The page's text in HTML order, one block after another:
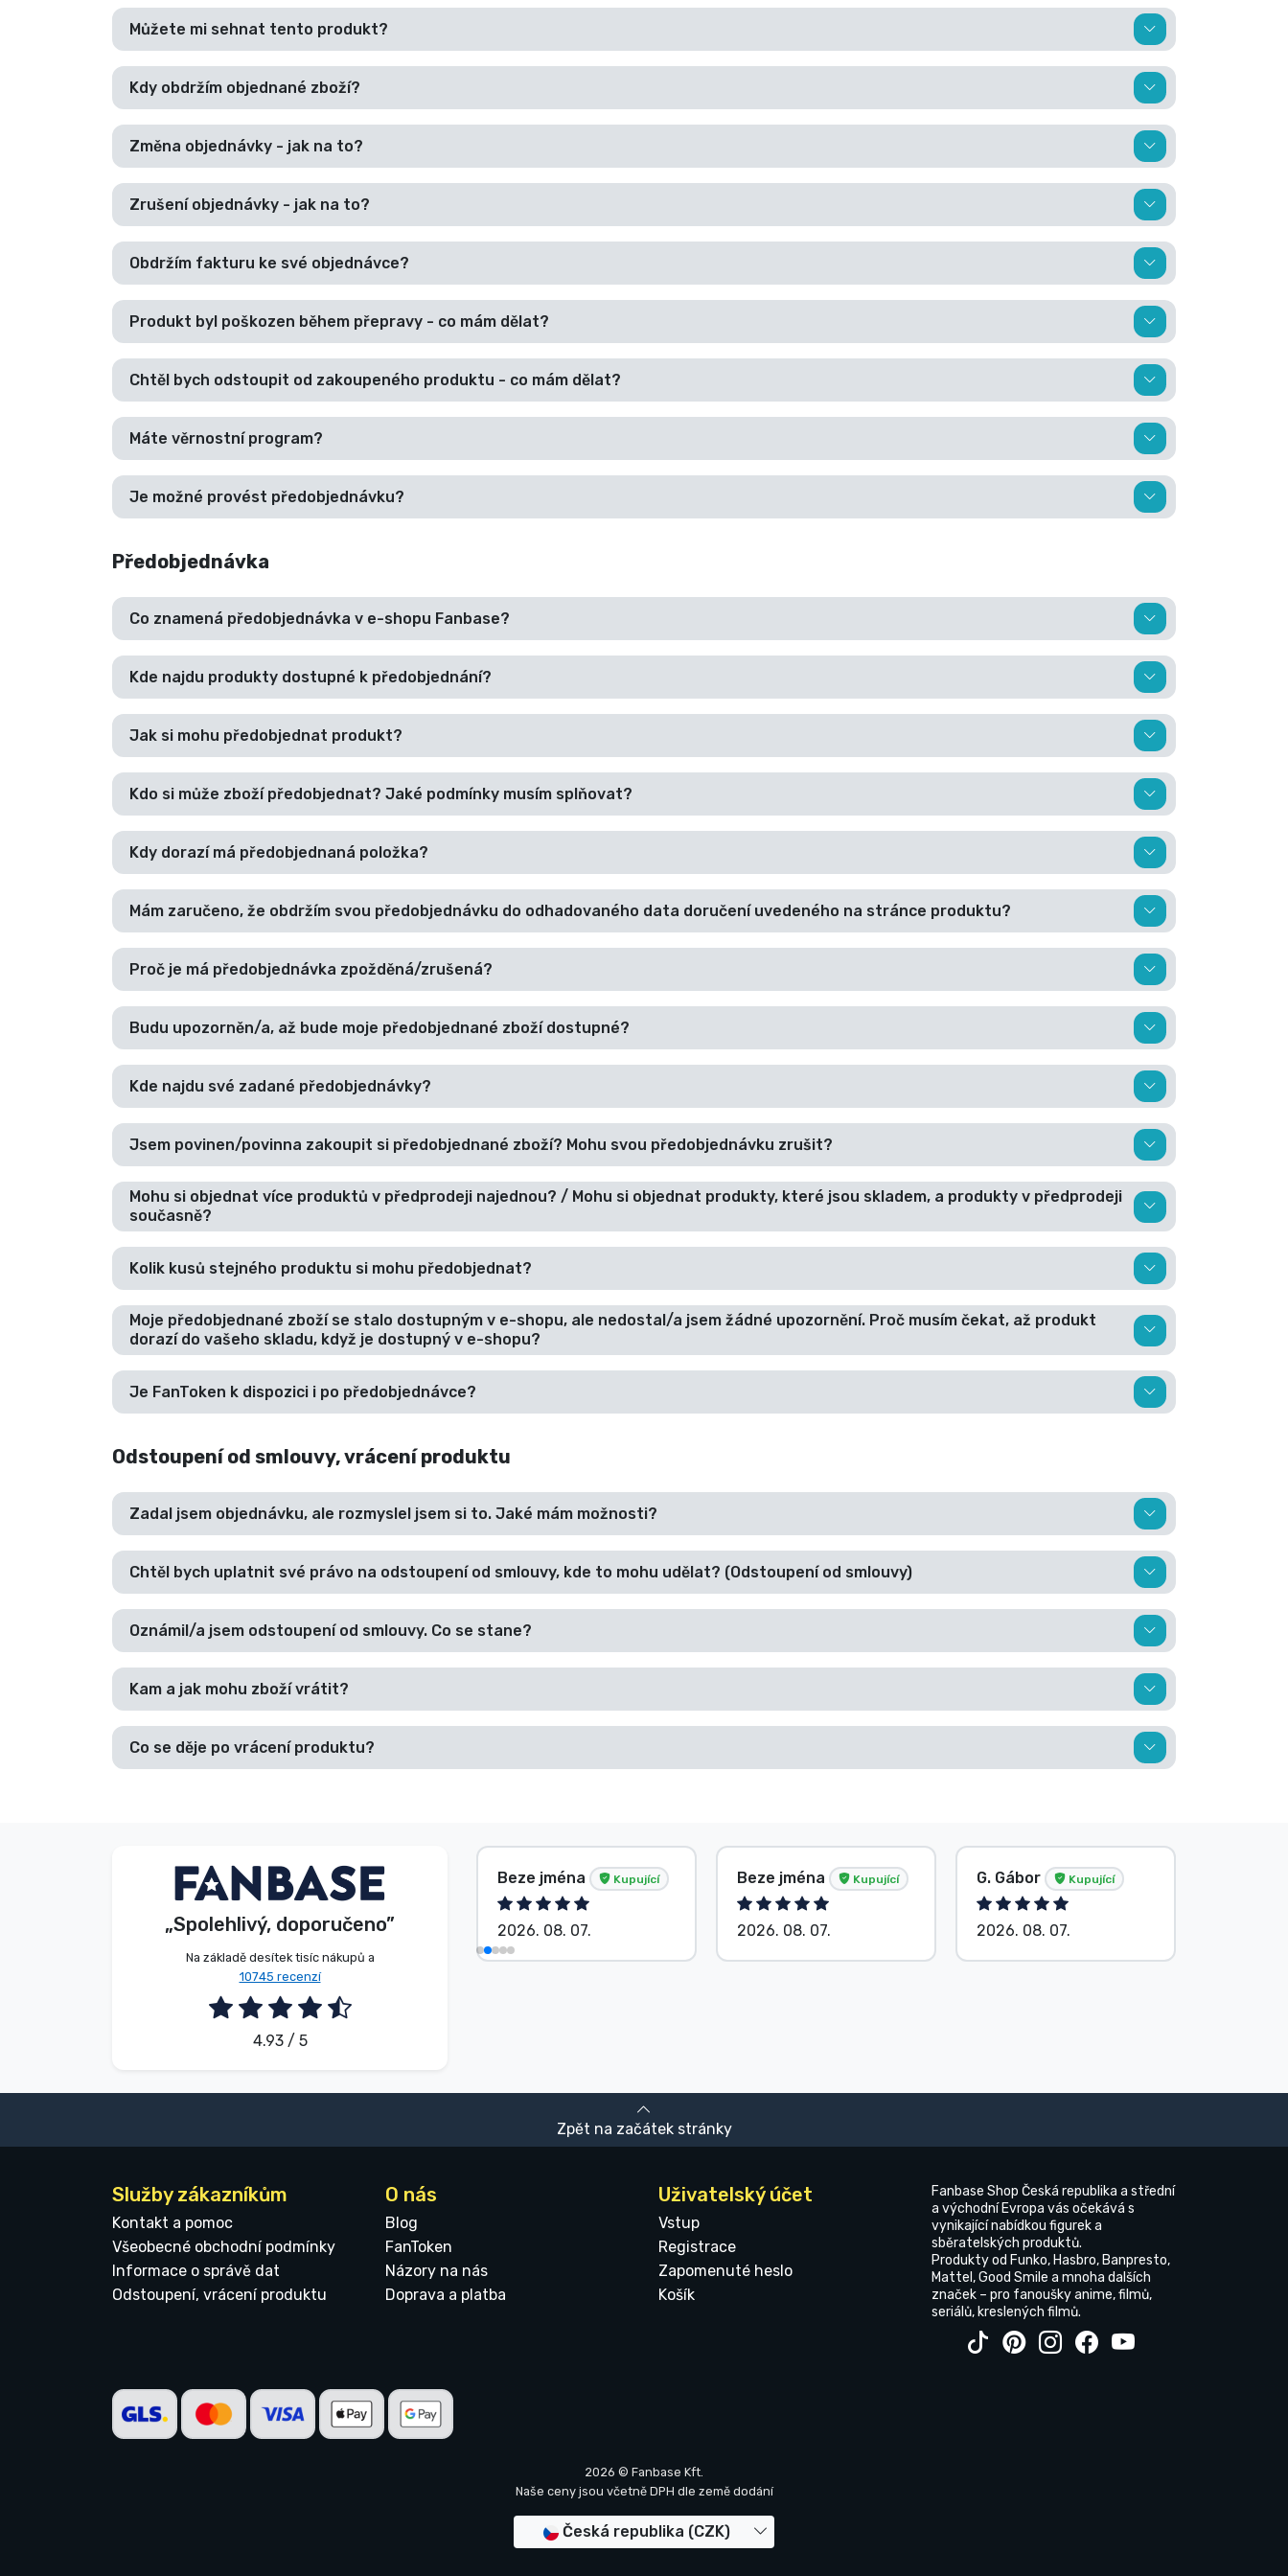
Můžete mi sehnat tento produkt?
Kdy obdržím objednané zboží?
Změna objednávky - jak na to?
Zrušení objednávky - jak na to?
Obdržím fakturu ke své objednávce?
Produkt byl poškozen během přepravy - co mám dělat?
Chtěl bych odstoupit od zakoupeného produktu - co mám dělat?
Máte věrnostní program?
Je možné provést předobjednávku?
Předobjednávka
Co znamená předobjednávka v e-shopu Fanbase?
Kde najdu produkty dostupné k předobjednání?
Jak si mohu předobjednat produkt?
Kdo si může zboží předobjednat? Jaké podmínky musím splňovat?
Kdy dorazí má předobjednaná položka?
Mám zaručeno, že obdržím svou předobjednávku do odhadovaného data doručení uvedeného na stránce produktu?
Proč je má předobjednávka zpožděná/zrušená?
Budu upozorněn/a, až bude moje předobjednané zboží dostupné?
Kde najdu své zadané předobjednávky?
Jsem povinen/povinna zakoupit si předobjednané zboží? Mohu svou předobjednávku zrušit?
Mohu si objednat více produktů v předprodeji najednou? / Mohu si objednat produkty, které jsou skladem, a produkty v předprodeji
současně?
Kolik kusů stejného produktu si mohu předobjednat?
Moje předobjednané zboží se stalo dostupným v e-shopu, ale nedostal/a jsem žádné upozornění. Proč musím čekat, až produkt
dorazí do vašeho skladu, když je dostupný v e-shopu?
Je FanToken k dispozici i po předobjednávce?
Odstoupení od smlouvy, vrácení produktu
Zadal jsem objednávku, ale rozmyslel jsem si to. Jaké mám možnosti?
Chtěl bych uplatnit své právo na odstoupení od smlouvy, kde to mohu udělat? (Odstoupení od smlouvy)
Oznámil/a jsem odstoupení od smlouvy. Co se stane?
Kam a jak mohu zboží vrátit?
Co se děje po vrácení produktu?
„Spolehlivý, doporučeno”
Na základě desítek tisíc nákupů a
10745 recenzí
4.93 / 5
Beze jména Kupující
2026. 08. 08.
Beze jména Kupující
2026. 08. 07.
Beze jména Kupující
2026. 08. 07.
G. Gábor Kupující
2026. 08. 07.
Zpět na začátek stránky
Služby zákazníkům
Kontakt a pomoc
Všeobecné obchodní podmínky
Informace o správě dat
Odstoupení, vrácení produktu
O nás
Blog
FanToken
Názory na nás
Doprava a platba
Uživatelský účet
Vstup
Registrace
Zapomenuté heslo
Košík
Fanbase Shop Česká republika a střední
a východní Evropa vás očekává s
vynikající nabídkou figurek a
sběratelských produktů.
Produkty od Funko, Hasbro, Banpresto,
Mattel, Good Smile a mnoha dalších
značek – pro fanoušky anime, filmů,
seriálů, kreslených filmů.
2026 © Fanbase Kft.
Naše ceny jsou včetně DPH dle země dodání
Česká republika (CZK)
Seriálové věci
Filmové věci
Úžasné věci
Anime věci
Hráčské věci
Sportovní věci
Hudební věci
Typy produktů